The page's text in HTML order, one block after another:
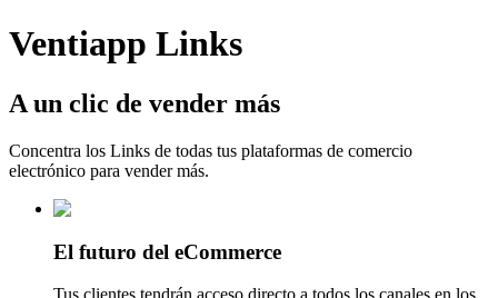
Ventiapp Links
A un clic de vender más
Concentra los Links de todas tus plataformas de comercio
electrónico para vender más.
El futuro del eCommerce